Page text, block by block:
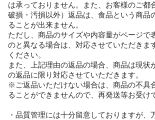
は承っておりません。また、お客様のご都
破損・汚損以外）返品は、食品という商品
ることが出来ません。
ただし、商品のサイズや内容量がページで
のと異なる場合は、対応させていただきま
ください。
また、上記理由の返品の場合、商品は現状
の返品に限り対応させていただきます。
※ご返品いただけない場合は、商品の不具
ることができませんので、再発送等お受け
・品質管理には十分留意しておりますが、